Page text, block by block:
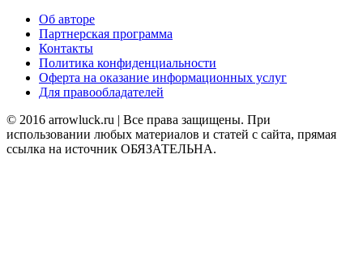
Об авторе
Партнерская программа
Контакты
Политика конфиденциальности
Оферта на оказание информационных услуг
Для правообладателей
© 2016 arrowluck.ru | Все права защищены. При
использовании любых материалов и статей с сайта, прямая
ссылка на источник ОБЯЗАТЕЛЬНА.